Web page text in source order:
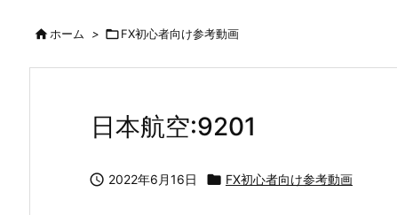
ホーム > FX初心者向け参考動画
日本航空:9201
 2022年6月16日  FX初心者向け参考動画